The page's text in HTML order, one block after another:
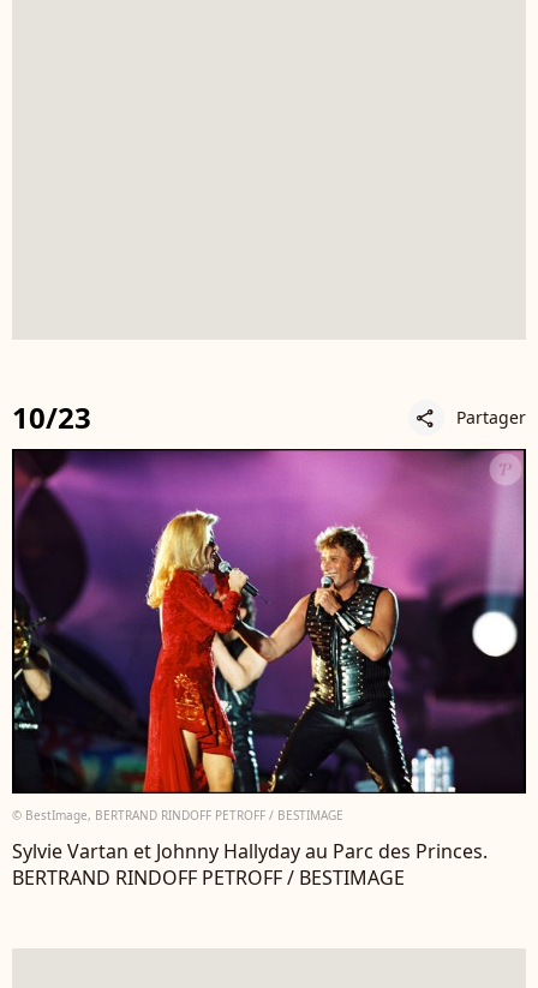
10/23 share Partager
© BestImage, BERTRAND RINDOFF PETROFF / BESTIMAGE
Sylvie Vartan et Johnny Hallyday au Parc des Princes.
BERTRAND RINDOFF PETROFF / BESTIMAGE